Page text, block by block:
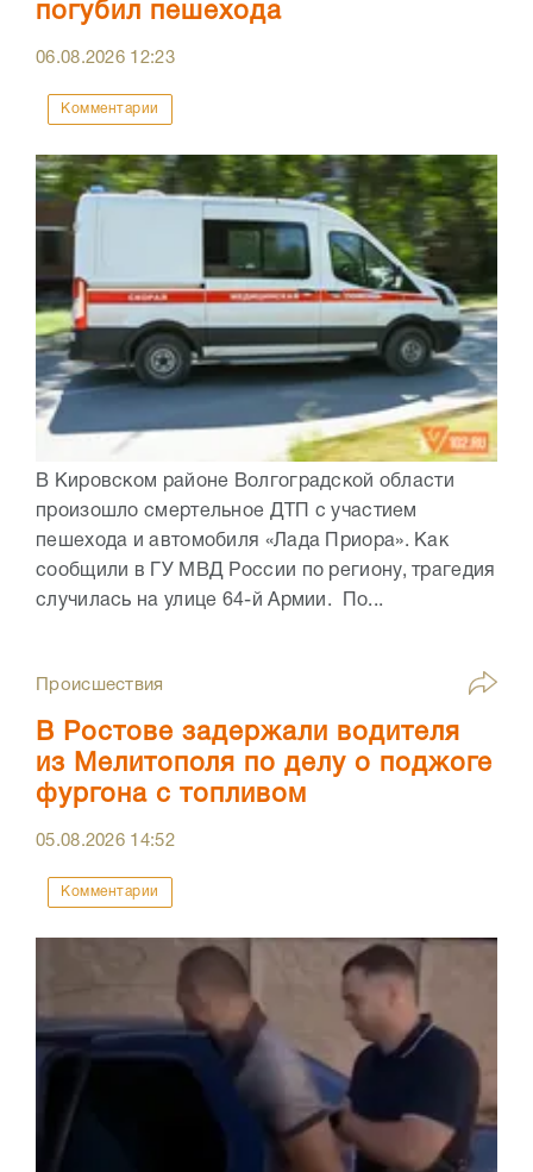
погубил пешехода
06.08.2026 12:23
Комментарии
В Кировском районе Волгоградской области
произошло смертельное ДТП с участием
пешехода и автомобиля «Лада Приора». Как
сообщили в ГУ МВД России по региону, трагедия
случилась на улице 64-й Армии. По...
Происшествия
В Ростове задержали водителя
из Мелитополя по делу о поджоге
фургона с топливом
05.08.2026 14:52
Комментарии